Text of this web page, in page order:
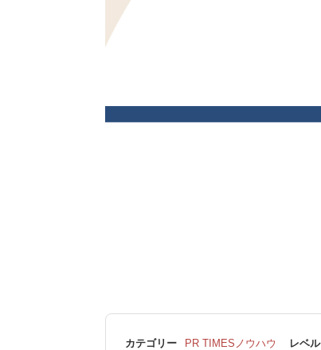
カテゴリー PR TIMESノウハウ レベル